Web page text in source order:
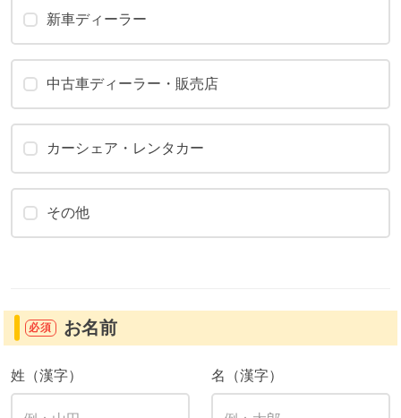
新車ディーラー
中古車ディーラー・販売店
カーシェア・レンタカー
その他
必須 お名前
姓（漢字） 名（漢字）